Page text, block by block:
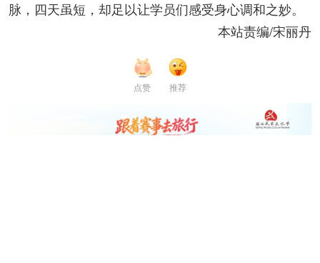
脉，四天虽短，却足以让学员们感受身心调和之妙。
本站责编/宋丽丹
点赞 推荐